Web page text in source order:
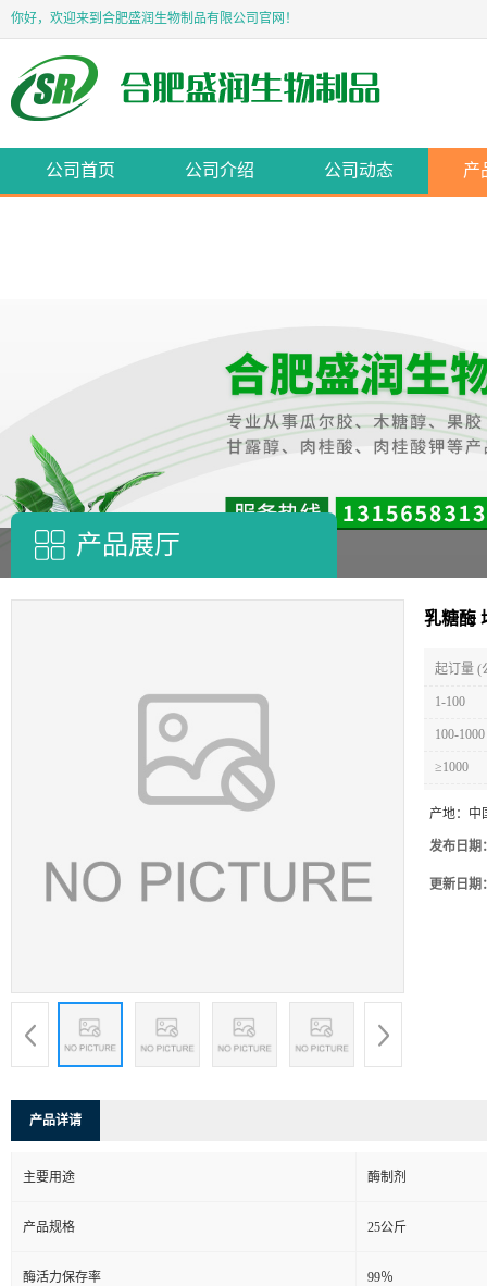
你好，欢迎来到合肥盛润生物制品有限公司官网！
公司首页 公司介绍 公司动态 产
产品展厅
乳糖酶
起订量 (
1-100
100-1000
≥1000
产地： 中
发布日期
更新日期
产品详请
主要用途 酶制剂
产品规格 25公斤
酶活力保存率 99％